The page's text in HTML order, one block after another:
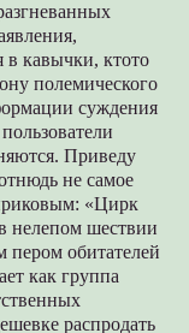
в кавычки, ктото
полемического
суждения
Приведу
не самое
«Цирк
нелепом шествии
пером обитателей
как группа
распродать